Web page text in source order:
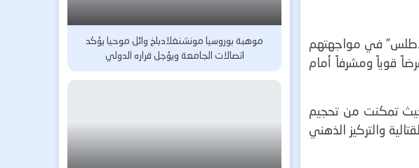
في مواجهتهم
الوطنية قدمت عرضاً قوياً ومشرفاً أمام
حيث تمكنت من تحجيم
والتركيز الذهني
موهبة بوروسيا مونشنغلادباخ وائل موحيا يؤكد
اتصالات الجامعة ويؤجل قراره الدولي